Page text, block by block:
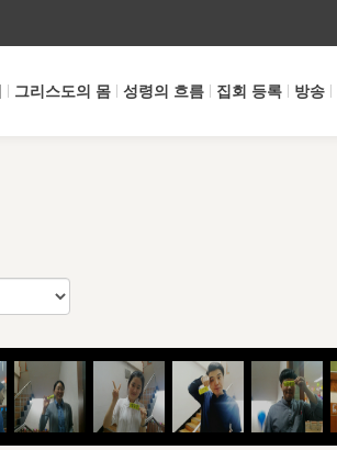
그리스도의 몸 성령의 흐름 집회 등록 방송